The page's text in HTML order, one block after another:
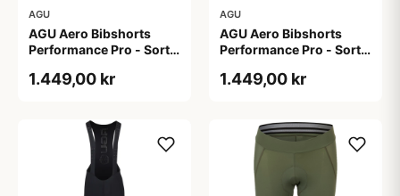
AGU
AGU Aero Bibshorts
Performance Pro - Sort -
1.449,00 kr
AGU
AGU Aero Bibshorts
Performance Pro - Sort -
1.449,00 kr